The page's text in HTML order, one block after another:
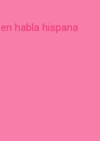
habla hispana